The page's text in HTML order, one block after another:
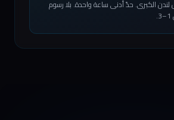
الكبرى. حدّ أدنى ساعة واحدة. بلا رسوم